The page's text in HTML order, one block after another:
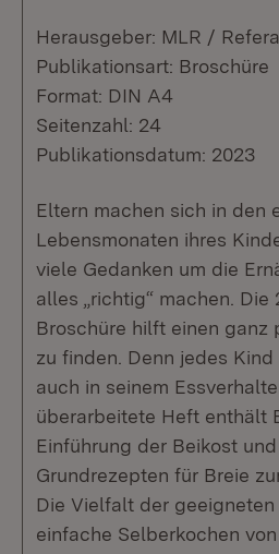
Herausgeber: MLR /
Publikationsart: Broschüre
Format: DIN A4
Seitenzahl: 24
Publikationsdatum: 2023
Eltern machen sich in den
Lebensmonaten ihres
viele Gedanken um die
alles „richtig“ machen. Die
Broschüre hilft einen ganz
zu finden. Denn jedes
auch in seinem
überarbeitete Heft enthält
Einführung der Beikost
Grundrezepten für Breie
Die Vielfalt der
einfache Selberkochen